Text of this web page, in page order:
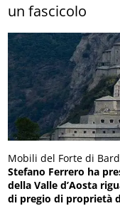
un fascicolo
Mobili del Forte di
Stefano Ferrero ha
della Valle d’Aosta
di pregio di proprietà